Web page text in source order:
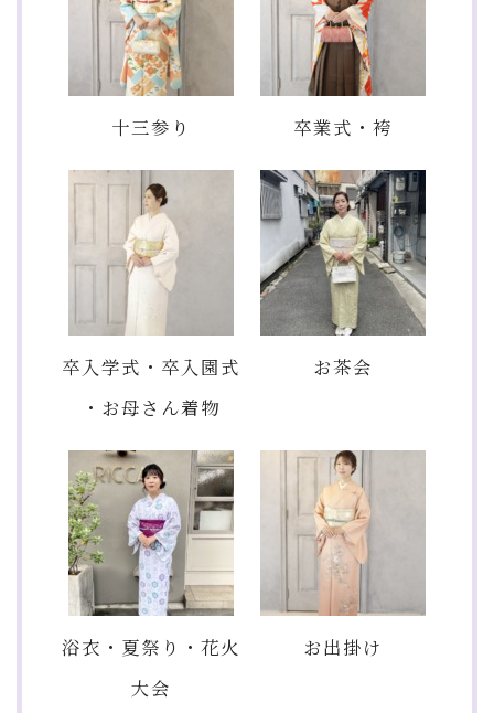
十三参り 卒業式・袴
卒入学式・卒入園式
・お母さん着物
お茶会
浴衣・夏祭り・花火
大会
お出掛け